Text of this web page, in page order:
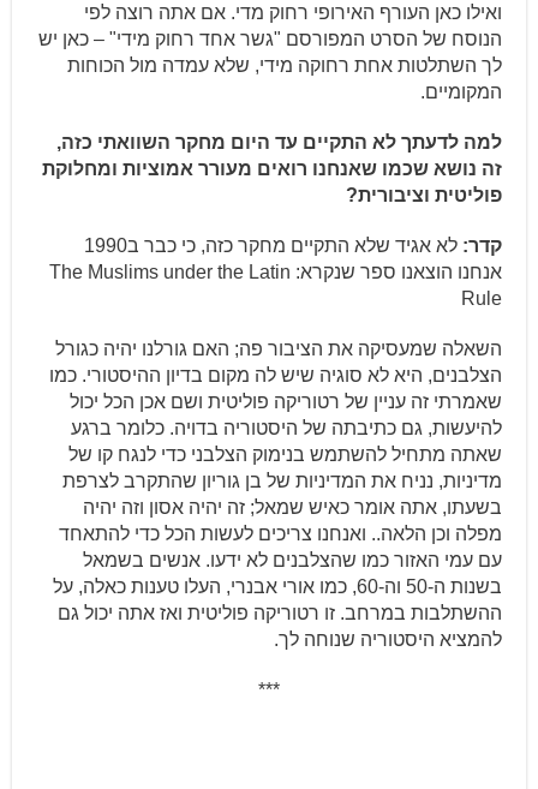
ואילו כאן העורף האירופי רחוק מדי. אם אתה רוצה לפי
הנוסח של הסרט המפורסם "גשר אחד רחוק מידי" – כאן יש
לך השתלטות אחת רחוקה מידי, שלא עמדה מול הכוחות
המקומיים.
למה לדעתך לא התקיים עד היום מחקר השוואתי כזה,
זה נושא שכמו שאנחנו רואים מעורר אמוציות ומחלוקת
פוליטית וציבורית?
קדר:
לא אגיד שלא התקיים מחקר כזה, כי כבר ב1990
אנחנו הוצאנו ספר שנקרא: The Muslims under the Latin
Rule
השאלה שמעסיקה את הציבור פה; האם גורלנו יהיה כגורל
הצלבנים, היא לא סוגיה שיש לה מקום בדיון ההיסטורי. כמו
שאמרתי זה עניין של רטוריקה פוליטית ושם אכן הכל יכול
להיעשות, גם כתיבתה של היסטוריה בדויה. כלומר ברגע
שאתה מתחיל להשתמש בנימוק הצלבני כדי לנגח קו של
מדיניות, נניח את המדיניות של בן גוריון שהתקרב לצרפת
בשעתו, אתה אומר כאיש שמאל; זה יהיה אסון וזה יהיה
מפלה וכן הלאה.. ואנחנו צריכים לעשות הכל כדי להתאחד
עם עמי האזור כמו שהצלבנים לא ידעו. אנשים בשמאל
בשנות ה-50 וה-60, כמו אורי אבנרי, העלו טענות כאלה, על
ההשתלבות במרחב. זו רטוריקה פוליטית ואז אתה יכול גם
להמציא היסטוריה שנוחה לך.
***